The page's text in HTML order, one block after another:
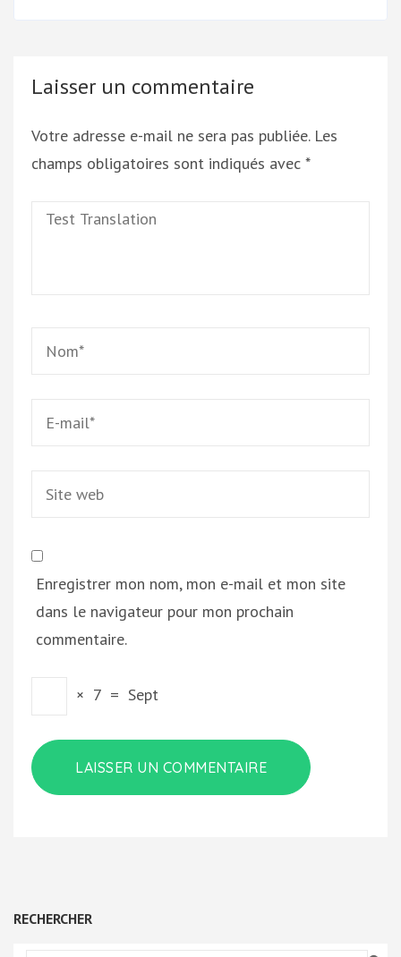
Laisser un commentaire
Votre adresse e-mail ne sera pas publiée. Les
champs obligatoires sont indiqués avec *
Test
Enregistrer mon nom, mon e-mail et mon site
dans le navigateur pour mon prochain
commentaire.
× 7 = Sept
RECHERCHER